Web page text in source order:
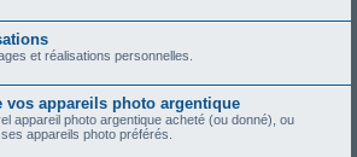
et réalisations personnelles.
vos appareils photo argentique
appareil photo argentique acheté (ou donné), ou
appareils photo préférés.